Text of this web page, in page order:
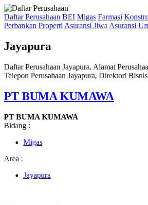
Daftar Perusahaan BEI Migas Farmasi
Perbankan Properti Asuransi Jiwa Asuransi
Jayapura
Daftar Perusahaan Jayapura, Alamat
Telepon Perusahaan Jayapura, Direktori
PT BUMA KUMAWA
PT BUMA KUMAWA
Bidang :
Migas
Area :
Jayapura